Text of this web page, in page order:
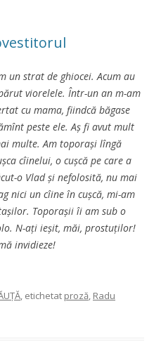
un strat de ghiocei. Acum au
viorelele. Într-un an m-am
cu mama, fiindcă băgase
peste ele. Aș fi avut mult
multe. Am toporași lîngă
cîinelui, o cușcă pe care a
o Vlad și nefolosită, nu mai
nici un cîine în cușcă, mi-am
Toporașii îi am sub o
N-ați ieșit, măi, prostuților!
invidieze!
, etichetat proză, Radu